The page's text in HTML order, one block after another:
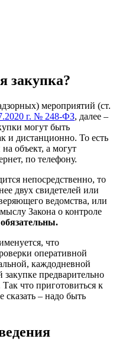
закупка?
мероприятий (ст.
г. № 248-ФЗ, далее –
могут быть
и дистанционно. То есть
объект, а могут
по телефону.
непосредственно, то
двух свидетелей или
ведомства, или
Закона о контроле
что
оперативной
каждодневной
предварительно
что приготовиться к
сказать – надо быть